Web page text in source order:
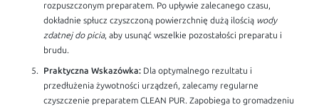
rozpuszczonym preparatem. Po upływie zalecanego czasu,
dokładnie spłucz czyszczoną powierzchnię dużą ilością wody
zdatnej do picia, aby usunąć wszelkie pozostałości preparatu i
brudu.
Praktyczna Wskazówka: Dla optymalnego rezultatu i
przedłużenia żywotności urządzeń, zalecamy regularne
czyszczenie preparatem CLEAN PUR. Zapobiega to gromadzeniu